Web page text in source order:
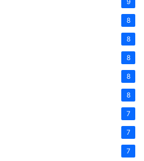
9
8
8
8
8
8
7
7
7